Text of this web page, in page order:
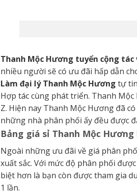
Thanh Mộc Hương tuyển cộng tác
nhiều người sẽ có ưu đãi hấp dẫn
Làm đại lý Thanh Mộc Hương tự
Hợp tác cùng phát triển. Thanh
Z. Hiện nay Thanh Mộc Hương đã
những nhà phân phối ấy đều được
Bảng giá sỉ Thanh Mộc
Ngoài những ưu đãi về giá phân
xuất sắc. Với mức độ phân phối
biệt hơn là bạn còn được tham gia
1 lần.